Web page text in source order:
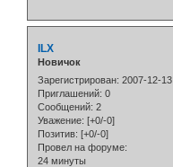
ILX
Новичок
Зарегистрирован: 2007-12-13
Приглашений: 0
Сообщений: 2
Уважение: [+0/-0]
Позитив: [+0/-0]
Провел на форуме:
24 минуты